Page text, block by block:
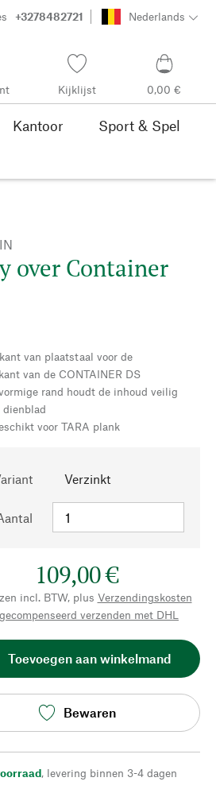
+3278482721 Nederlands
Kijklijst 0,00 €
Kantoor
Sport & Spel
over Container
van plaatstaal voor de
van de CONTAINER DS
rand houdt de inhoud veilig
dienblad
voor TARA plank
Verzinkt
109,00 €
incl. BTW, plus Verzendingskosten
verzenden met DHL
Toevoegen aan winkelmand
Bewaren
, levering binnen 3-4 dagen